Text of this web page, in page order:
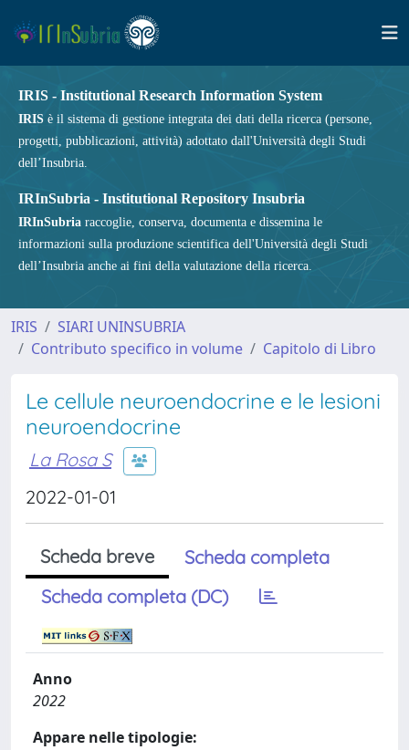
IRIS - Institutional Research Information System
IRIS è il sistema di gestione integrata dei dati della ricerca (persone,
progetti, pubblicazioni, attività) adottato dall'Università degli Studi
dell’Insubria.
IRInSubria - Institutional Repository Insubria
IRInSubria raccoglie, conserva, documenta e dissemina le
informazioni sulla produzione scientifica dell'Università degli Studi
dell’Insubria anche ai fini della valutazione della ricerca.
IRIS
SIARI UNINSUBRIA
Contributo specifico in volume
Capitolo di Libro
Le cellule neuroendocrine e le lesioni
neuroendocrine
La Rosa S
2022-01-01
Scheda breve
Scheda completa
Scheda completa (DC)
Anno
2022
Appare nelle tipologie: